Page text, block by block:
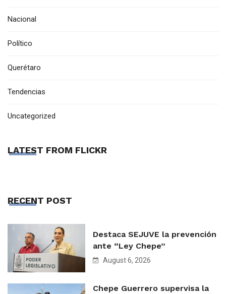
Nacional
Político
Querétaro
Tendencias
Uncategorized
LATEST FROM FLICKR
RECENT POST
Destaca SEJUVE la prevención
ante “Ley Chepe”
August 6, 2026
Chepe Guerrero supervisa la